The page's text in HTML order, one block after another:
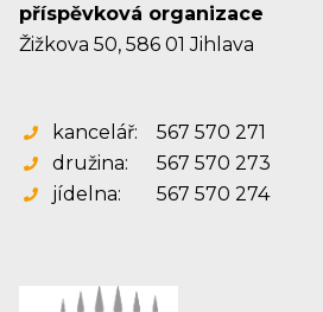
příspěvková organizace
Žižkova 50, 586 01 Jihlava
kancelář:
567 570 271
družina:
567 570 273
jídelna:
567 570 274